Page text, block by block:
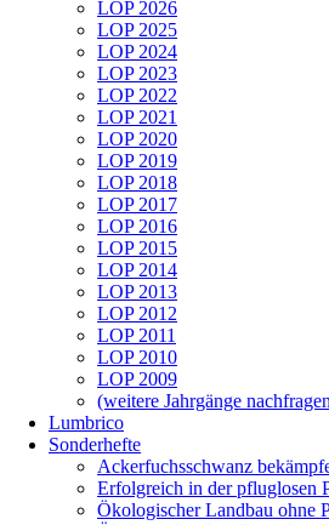
LOP 2026
LOP 2025
LOP 2024
LOP 2023
LOP 2022
LOP 2021
LOP 2020
LOP 2019
LOP 2018
LOP 2017
LOP 2016
LOP 2015
LOP 2014
LOP 2013
LOP 2012
LOP 2011
LOP 2010
LOP 2009
(weitere Jahrgänge
Lumbrico
Sonderhefte
Ackerfuchsschwanz
Erfolgreich in der pfluglosen
Ökologischer Landbau ohne